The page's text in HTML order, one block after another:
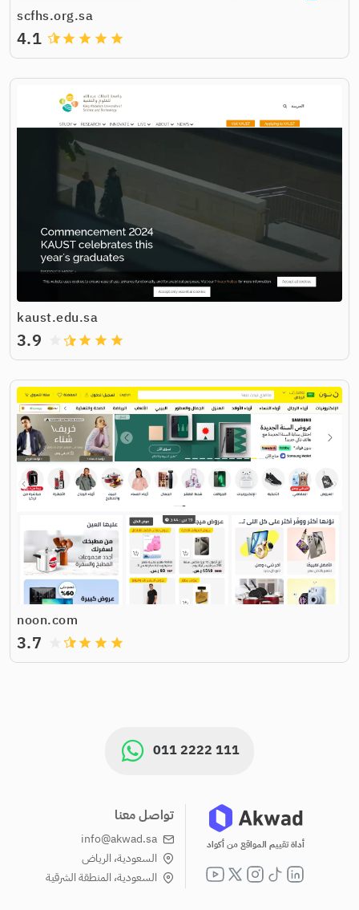
scfhs.org.sa
grade
grade
grade
grade
4.1
kaust.edu.sa
grade
grade
grade
3.9
noon.com
grade
grade
grade
3.7
011 2222 111
أداة تقييم المواقع من أكواد
تواصل معنا
info@akwad.sa
السعودية، الرياض
السعودية، المنطقة الشرقية